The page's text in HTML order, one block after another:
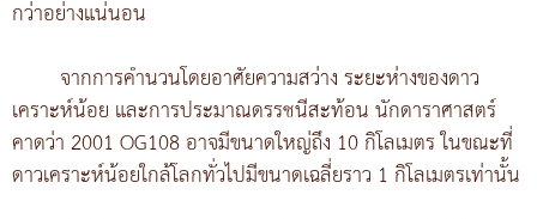
กว่าอย่างแน่นอน
จากการคำนวนโดยอาศัยความสว่าง ระยะห่างของดาว
เคราะห์น้อย และการประมาณดรรชนีสะท้อน นักดาราศาสตร์
คาดว่า 2001 OG108 อาจมีขนาดใหญ่ถึง 10 กิโลเมตร ในขณะที่
ดาวเคราะห์น้อยใกล้โลกทั่วไปมีขนาดเฉลี่ยราว 1 กิโลเมตรเท่านั้น